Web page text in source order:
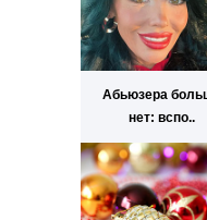
Абьюзера
нет: вспо..